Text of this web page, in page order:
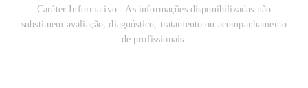
Caráter Informativo - As informações disponibilizadas não
substituem avaliação, diagnóstico, tratamento ou acompanhamento
de profissionais.